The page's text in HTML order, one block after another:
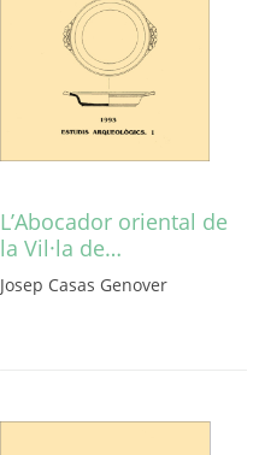
L’Abocador oriental de
la Vil·la de…
Josep Casas Genover